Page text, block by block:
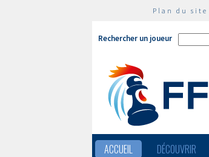
Plan du site
Rechercher un joueur
ACCUEIL DÉCOUVRIR